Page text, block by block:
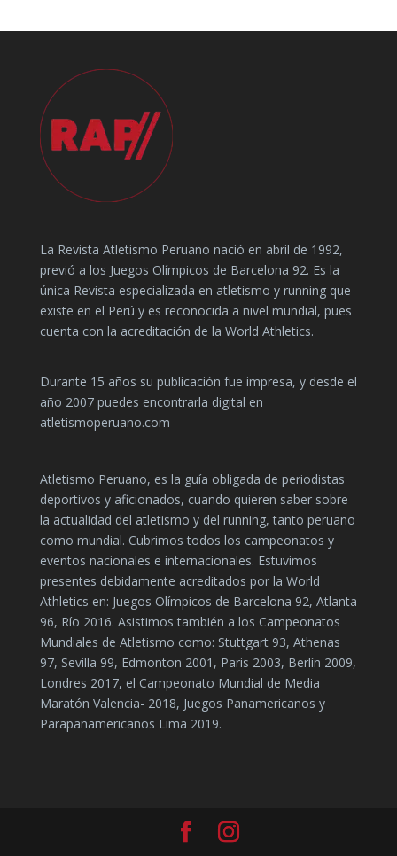
La Revista Atletismo Peruano nació en abril de 1992,
previó a los Juegos Olímpicos de Barcelona 92. Es la
única Revista especializada en atletismo y running que
existe en el Perú y es reconocida a nivel mundial, pues
cuenta con la acreditación de la World Athletics.
Durante 15 años su publicación fue impresa, y desde el
año 2007 puedes encontrarla digital en
atletismoperuano.com
Atletismo Peruano, es la guía obligada de periodistas
deportivos y aficionados, cuando quieren saber sobre
la actualidad del atletismo y del running, tanto peruano
como mundial. Cubrimos todos los campeonatos y
eventos nacionales e internacionales. Estuvimos
presentes debidamente acreditados por la World
Athletics en: Juegos Olímpicos de Barcelona 92, Atlanta
96, Río 2016. Asistimos también a los Campeonatos
Mundiales de Atletismo como: Stuttgart 93, Athenas
97, Sevilla 99, Edmonton 2001, Paris 2003, Berlín 2009,
Londres 2017, el Campeonato Mundial de Media
Maratón Valencia- 2018, Juegos Panamericanos y
Parapanamericanos Lima 2019.